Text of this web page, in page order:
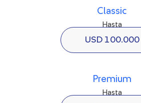
Classic
Hasta
USD 100.000
Premium
Hasta